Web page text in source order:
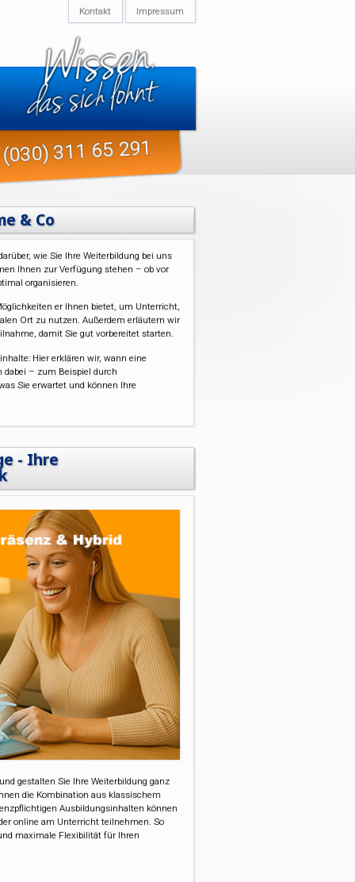
Kontakt Impressum
(030) 311 65 291
& Co
wie Sie Ihre Weiterbildung bei uns
Ihnen zur Verfügung stehen – ob vor
organisieren.
er Ihnen bietet, um Unterricht,
Ort zu nutzen. Außerdem erläutern wir
damit Sie gut vorbereitet starten.
Hier erklären wir, wann eine
– zum Beispiel durch
Sie erwartet und können Ihre
- Ihre
gestalten Sie Ihre Weiterbildung ganz
die Kombination aus klassischem
Ausbildungsinhalten können
online am Unterricht teilnehmen. So
maximale Flexibilität für Ihren